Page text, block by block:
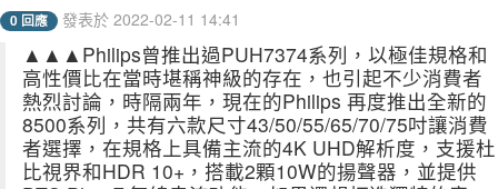
0 回應 發表於 2022-02-11 14:41
▲▲▲Philips曾推出過PUH7374系列，以極佳規格和
高性價比在當時堪稱神級的存在，也引起不少消費者
熱烈討論，時隔兩年，現在的Philips 再度推出全新的
8500系列，共有六款尺寸43/50/55/65/70/75吋讓消費
者選擇，在規格上具備主流的4K UHD解析度，支援杜
比視界和HDR 10+，搭載2顆10W的揚聲器，並提供